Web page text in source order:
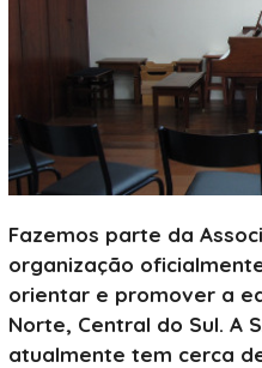
Fazemos parte da
organização
orientar e promover a
Norte, Central do Sul. A
atualmente tem cerca